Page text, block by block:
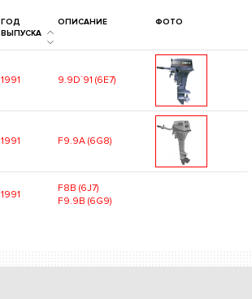
ГОД
ВЫПУСКА
ОПИСАНИЕ ФОТО
1991 9.9D`91 (6E7)
1991 F9.9A (6G8)
1991
F8B (6J7)
F9.9B (6G9)